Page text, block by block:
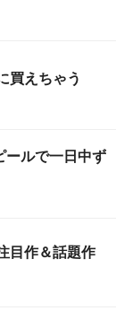
買えちゃう
ールで一日中ず
目作＆話題作